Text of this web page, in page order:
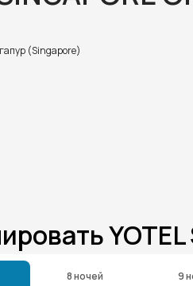
(Singapore)
YOTEL
8 ночей 9